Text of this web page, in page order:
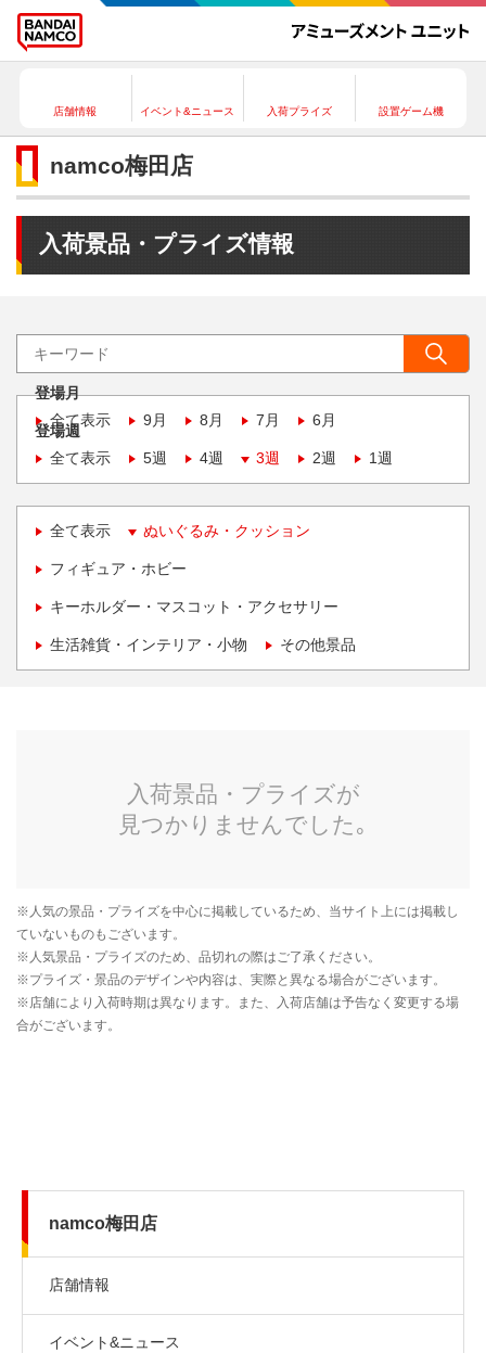
店舗情報 イベント&ニュース 入荷プライズ 設置ゲーム機
namco梅田店
入荷景品・プライズ情報
登場月
全て表示
9月 8月 7月 6月
登場週
全て表示
5週 4週 3週 2週 1週
全て表示 ぬいぐるみ・クッション
フィギュア・ホビー
キーホルダー・マスコット・アクセサリー
生活雑貨・インテリア・小物 その他景品
namco梅田店
店舗情報
イベント&ニュース